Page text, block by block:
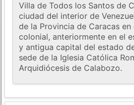
Villa de Todos los Santos de
ciudad del interior de
de la Provincia de Caracas
colonial, anteriormente en el
y antigua capital del estado
sede de la Iglesia Católica
Arquidiócesis de Calabozo.